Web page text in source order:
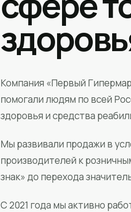
Компания «Первый
помогали людям по всей
здоровья и средства
Мы развивали продажи в
производителей к
знак» до перехода
С 2021 года мы активно